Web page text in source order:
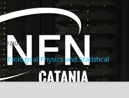
Biological Physics and Statistical
comunità